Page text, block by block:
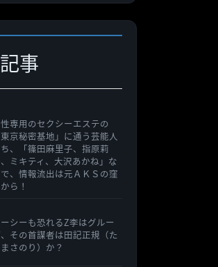
事
専用のセクシーエステの
東京秘密基地」に通う芸能人
、「篠田麻里子、指原莉
ミキティ、大沢あかね」な
、情報流出は元ＡＫＳの窪
ら！
シーも恐れるZ李はグルー
その首謀者は田記正規（た
さのり）か？